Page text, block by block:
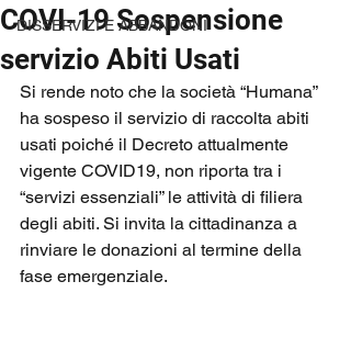
DISSERVIZI E ABBANDONI
COVI-19 Sospensione
servizio Abiti Usati
Si rende noto che la società “Humana”
ha sospeso il servizio di raccolta abiti
usati poiché il Decreto attualmente
vigente COVID19, non riporta tra i
“servizi essenziali” le attività di filiera
degli abiti. Si invita la cittadinanza a
rinviare le donazioni al termine della
fase emergenziale.